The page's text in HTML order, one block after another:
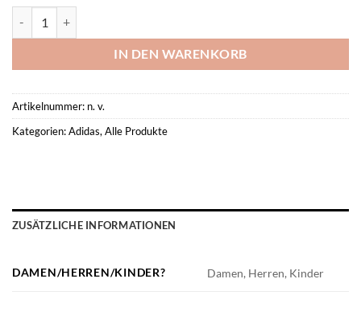
IN DEN WARENKORB
Artikelnummer: n. v.
Kategorien:Adidas, Alle Produkte
ZUSÄTZLICHE INFORMATIONEN
DAMEN/HERREN/KINDER? Damen, Herren, Kinder